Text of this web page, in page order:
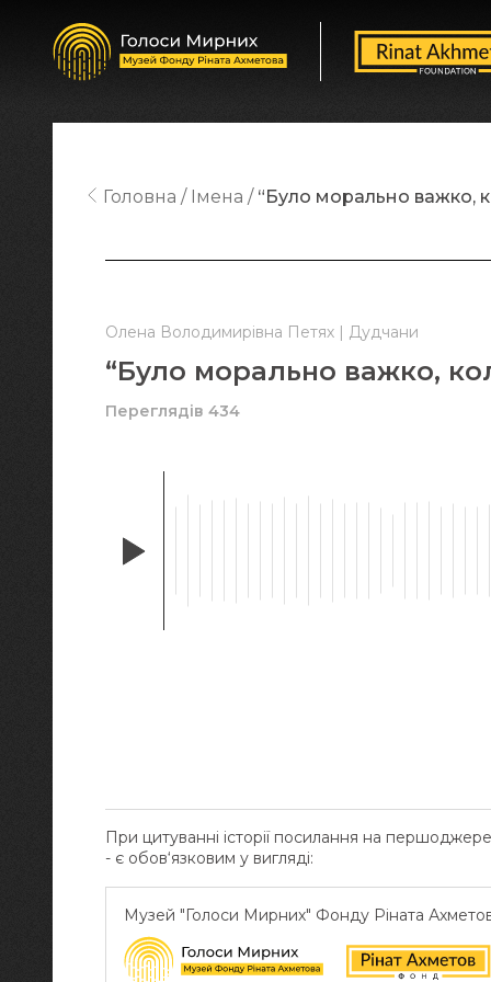
Олена Володимирівна Петях | Дудчани
“Було морально важко,
Переглядів 434
При цитуванні історії посилання на
- є обов‘язковим у вигляді:
Музей "Голоси Мирних" Фонду Ріната
Головна Імена “Було морально важко,